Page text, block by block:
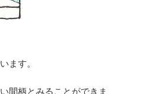
ます。
間柄とみることができま